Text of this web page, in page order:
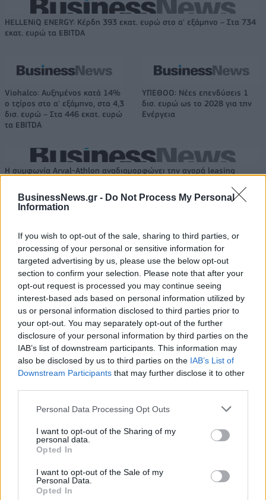
BusinessNews.gr - Do Not Process My Personal
Information
If you wish to opt-out of the sale, sharing to third parties, or
processing of your personal or sensitive information for
targeted advertising by us, please use the below opt-out
section to confirm your selection. Please note that after your
opt-out request is processed you may continue seeing
interest-based ads based on personal information utilized by
us or personal information disclosed to third parties prior to
your opt-out. You may separately opt-out of the further
disclosure of your personal information by third parties on the
IAB’s list of downstream participants. This information may
also be disclosed by us to third parties on the IAB’s List of
Downstream Participants that may further disclose it to other
Personal Data Processing Opt Outs
I want to opt-out of the Sharing of my
personal data.
Opted In
I want to opt-out of the Sale of my
Personal Data.
Opted In
HELLENiQ ENERGY: Κέρδη 393 εκατ. ευρώ στο α' εξάμηνο – Στα 734
εκατ. ευρώ τα EBITDA
Viohalco: Αυξημένος κατά 14%
ο τζίρος στο α' εξάμηνο, στα 4,3
δισ. ευρώ – Στα 446 εκατ. ευρώ
τα EBITDA
ΥΠΕΘΟΟ: Νέες επενδύσεις 1
δισ. ευρώ ως το 2028 για την
Ενέργεια
Η συμφωνία Arval-Athlon αναδιαμορφώνει την αγορά leasing
FTSE4Good
Alpha Bank: Για πρώτη φορά το Αρχαίο Θέατρο Επιδαύρου άνοιξε τις
πύλες του σε όλους
ESG Report 2025: Πώς η ΑΒ Βασιλόπουλος μετατρέπει τη
βιωσιμότητα σε καθημερινή πράξη
Samsung: Δείτε το νέο